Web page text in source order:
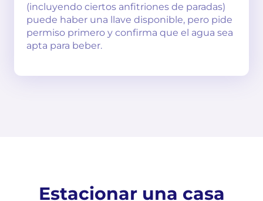
(incluyendo ciertos anfitriones de paradas)
puede haber una llave disponible, pero pide
permiso primero y confirma que el agua sea
apta para beber.
Estacionar una casa